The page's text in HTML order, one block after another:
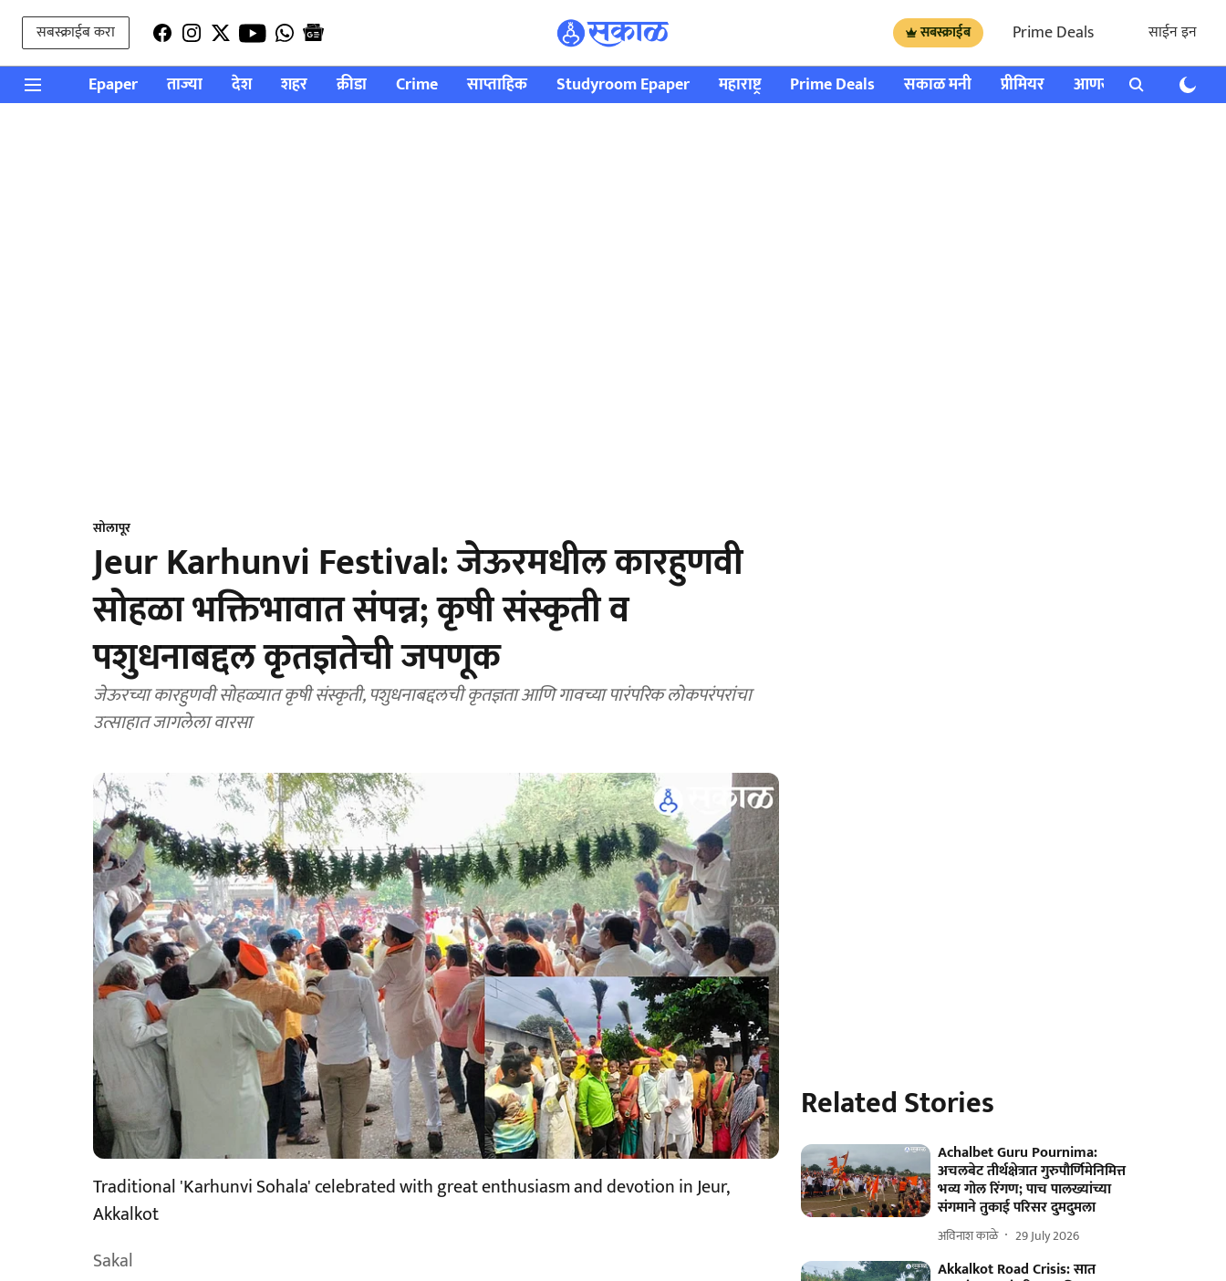
सबस्क्राईब करा सबस्क्राईब Prime Deals साईन इन
Epaper ताज्या देश शहर क्रीडा Crime साप्ताहिक Studyroom Epaper महाराष्ट्र Prime Deals सकाळ मनी प्रीमियर आणखी राशी भविष्य
सोलापूर
Jeur Karhunvi Festival: जेऊरमधील कारहुणवी
सोहळा भक्तिभावात संपन्न; कृषी संस्कृती व
पशुधनाबद्दल कृतज्ञतेची जपणूक
जेऊरच्या कारहुणवी सोहळ्यात कृषी संस्कृती, पशुधनाबद्दलची कृतज्ञता आणि गावच्या पारंपरिक लोकपरंपरांचा
उत्साहात जागलेला वारसा
Traditional 'Karhunvi Sohala' celebrated with great enthusiasm and devotion in Jeur,
Akkalkot
Sakal
Related Stories
Achalbet Guru Pournima:
अचलबेट तीर्थक्षेत्रात गुरुपौर्णिमेनिमित्त
भव्य गोल रिंगण; पाच पालख्यांच्या
संगमाने तुकाई परिसर दुमदुमला
अविनाश काळे 29 July 2026
Akkalkot Road Crisis: सात